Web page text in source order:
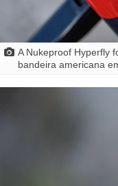
A Nukeproof Hyperfly
bandeira americana